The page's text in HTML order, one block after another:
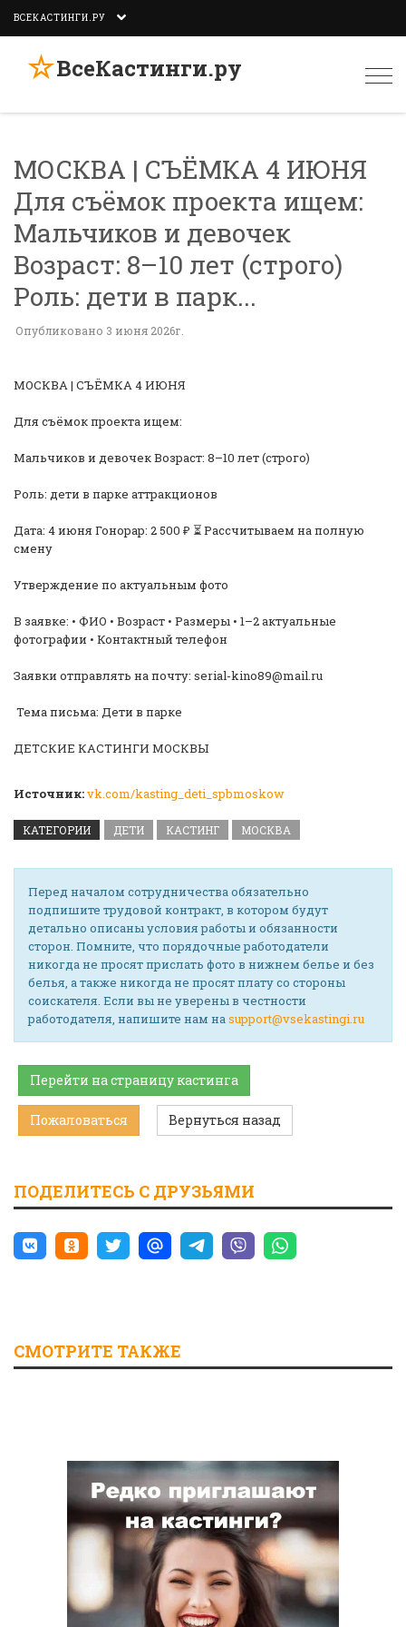
ВСЕКАСТИНГИ.РУ
☆ВсеКастинги.ру
МОСКВА | СЪЁМКА 4 ИЮНЯ
Для съёмок проекта ищем:
Мальчиков и девочек
Возраст: 8–10 лет (строго)
Роль: дети в парк...
Опубликовано 3 июня 2026г.
МОСКВА | СЪЁМКА 4 ИЮНЯ
Для съёмок проекта ищем:
Мальчиков и девочек Возраст: 8–10 лет (строго)
Роль: дети в парке аттракционов
Дата: 4 июня Гонорар: 2 500 ₽ ⏳ Рассчитываем на полную
смену
Утверждение по актуальным фото
В заявке: • ФИО • Возраст • Размеры • 1–2 актуальные
фотографии • Контактный телефон
Заявки отправлять на почту: serial-kino89@mail.ru
️ Тема письма: Дети в парке
ДЕТСКИЕ КАСТИНГИ МОСКВЫ
Источник:vk.com/kasting_deti_spbmoskow
КАТЕГОРИИ ДЕТИ КАСТИНГ МОСКВА
Перед началом сотрудничества обязательно
подпишите трудовой контракт, в котором будут
детально описаны условия работы и обязанности
сторон. Помните, что порядочные работодатели
никогда не просят прислать фото в нижнем белье и без
белья, а также никогда не просят плату со стороны
соискателя. Если вы не уверены в честности
работодателя, напишите нам наsupport@vsekastingi.ru
Перейти на страницу кастинга
Пожаловаться Вернуться назад
ПОДЕЛИТЕСЬ С ДРУЗЬЯМИ
СМОТРИТЕ ТАКЖЕ